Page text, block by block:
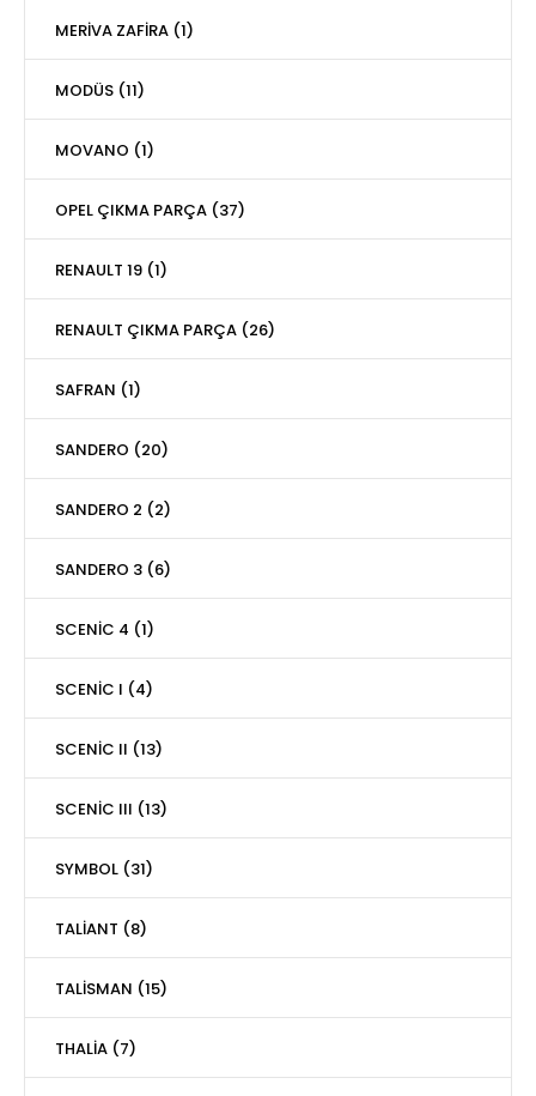
MERİVA ZAFİRA (1)
MODÜS (11)
MOVANO (1)
OPEL ÇIKMA PARÇA (37)
RENAULT 19 (1)
RENAULT ÇIKMA PARÇA (26)
SAFRAN (1)
SANDERO (20)
SANDERO 2 (2)
SANDERO 3 (6)
SCENİC 4 (1)
SCENİC I (4)
SCENİC II (13)
SCENİC III (13)
SYMBOL (31)
TALİANT (8)
TALİSMAN (15)
THALİA (7)